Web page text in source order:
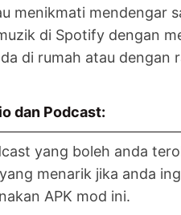
menikmati mendengar
di Spotify dengan
di rumah atau dengan
dan Podcast:
yang boleh anda
menarik jika anda
APK mod ini.